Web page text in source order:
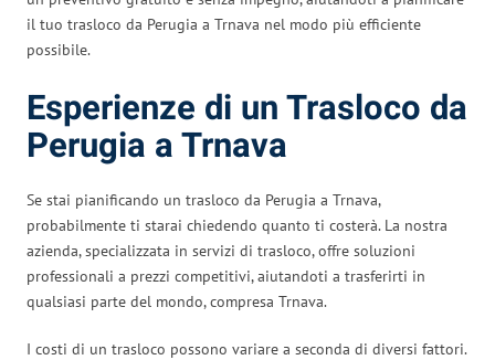
il tuo trasloco da Perugia a Trnava nel modo più efficiente
possibile.
Esperienze di un Trasloco da
Perugia a Trnava
Se stai pianificando un trasloco da Perugia a Trnava,
probabilmente ti starai chiedendo quanto ti costerà. La nostra
azienda, specializzata in servizi di trasloco, offre soluzioni
professionali a prezzi competitivi, aiutandoti a trasferirti in
qualsiasi parte del mondo, compresa Trnava.
I costi di un trasloco possono variare a seconda di diversi fattori.